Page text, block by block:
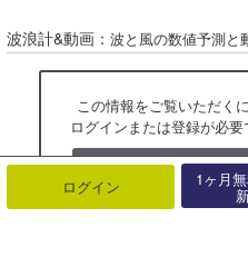
波浪計&動画：波と風の数値予測と
この情報をご覧いただくに
ログインまたは登録が必要
ログイン
新規登録
和歌山
四国
宮崎
福岡周辺
東シナ海
ログイン 1ヶ月